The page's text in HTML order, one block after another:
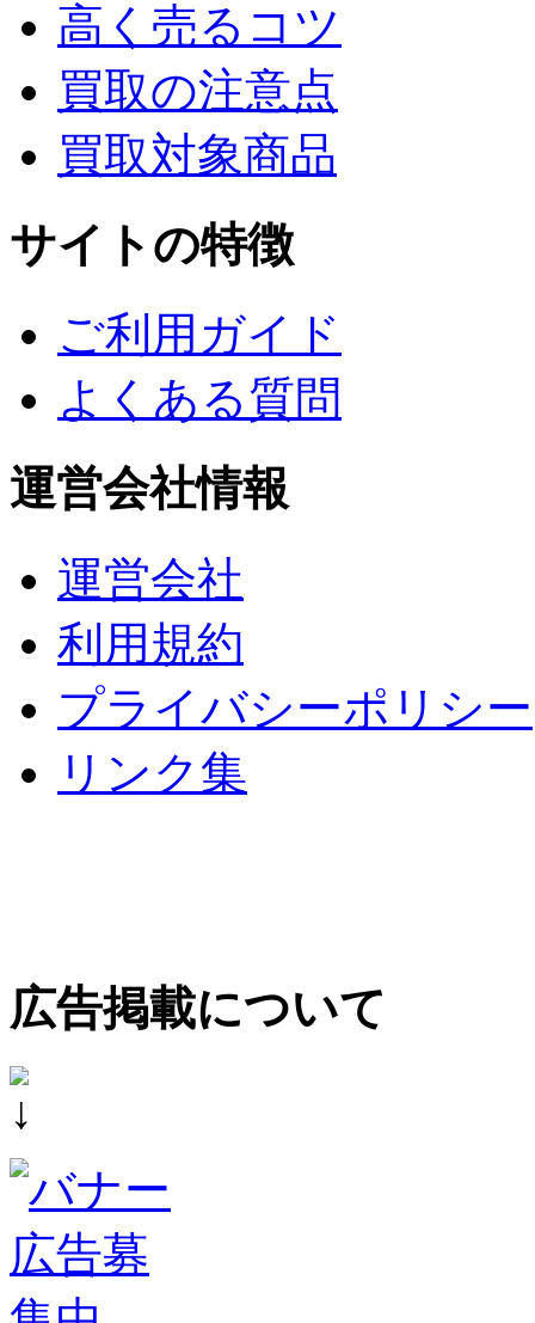
高く売るコツ
買取の注意点
買取対象商品
サイトの特徴
ご利用ガイド
よくある質問
運営会社情報
運営会社
利用規約
プライバシーポリシー
リンク集
広告掲載について